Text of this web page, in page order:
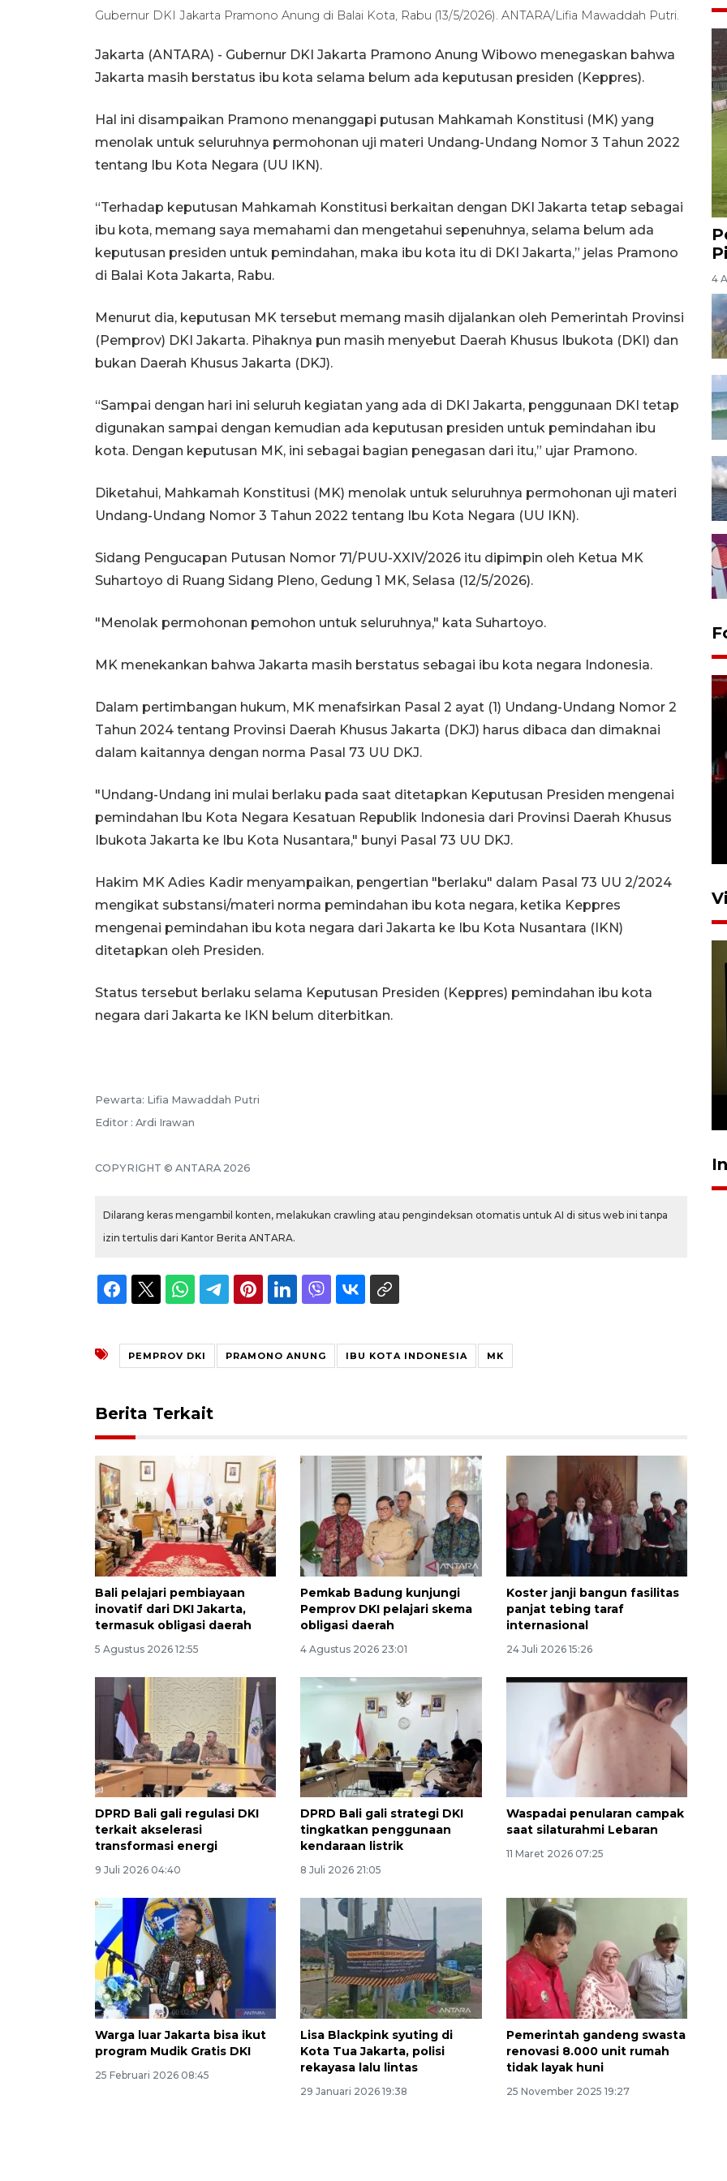
Gubernur DKI Jakarta Pramono Anung di Balai Kota, Rabu (13/5/2026). ANTARA/Lifia Mawaddah Putri.
Jakarta (ANTARA) - Gubernur DKI Jakarta Pramono Anung Wibowo menegaskan bahwa
Jakarta masih berstatus ibu kota selama belum ada keputusan presiden (Keppres).
Hal ini disampaikan Pramono menanggapi putusan Mahkamah Konstitusi (MK) yang
menolak untuk seluruhnya permohonan uji materi Undang-Undang Nomor 3 Tahun 2022
tentang Ibu Kota Negara (UU IKN).
“Terhadap keputusan Mahkamah Konstitusi berkaitan dengan DKI Jakarta tetap sebagai
ibu kota, memang saya memahami dan mengetahui sepenuhnya, selama belum ada
keputusan presiden untuk pemindahan, maka ibu kota itu di DKI Jakarta,” jelas Pramono
di Balai Kota Jakarta, Rabu.
Menurut dia, keputusan MK tersebut memang masih dijalankan oleh Pemerintah Provinsi
(Pemprov) DKI Jakarta. Pihaknya pun masih menyebut Daerah Khusus Ibukota (DKI) dan
bukan Daerah Khusus Jakarta (DKJ).
“Sampai dengan hari ini seluruh kegiatan yang ada di DKI Jakarta, penggunaan DKI tetap
digunakan sampai dengan kemudian ada keputusan presiden untuk pemindahan ibu
kota. Dengan keputusan MK, ini sebagai bagian penegasan dari itu,” ujar Pramono.
Diketahui, Mahkamah Konstitusi (MK) menolak untuk seluruhnya permohonan uji materi
Undang-Undang Nomor 3 Tahun 2022 tentang Ibu Kota Negara (UU IKN).
Sidang Pengucapan Putusan Nomor 71/PUU-XXIV/2026 itu dipimpin oleh Ketua MK
Suhartoyo di Ruang Sidang Pleno, Gedung 1 MK, Selasa (12/5/2026).
"Menolak permohonan pemohon untuk seluruhnya," kata Suhartoyo.
MK menekankan bahwa Jakarta masih berstatus sebagai ibu kota negara Indonesia.
Dalam pertimbangan hukum, MK menafsirkan Pasal 2 ayat (1) Undang-Undang Nomor 2
Tahun 2024 tentang Provinsi Daerah Khusus Jakarta (DKJ) harus dibaca dan dimaknai
dalam kaitannya dengan norma Pasal 73 UU DKJ.
"Undang-Undang ini mulai berlaku pada saat ditetapkan Keputusan Presiden mengenai
pemindahan lbu Kota Negara Kesatuan Republik Indonesia dari Provinsi Daerah Khusus
Ibukota Jakarta ke Ibu Kota Nusantara," bunyi Pasal 73 UU DKJ.
Hakim MK Adies Kadir menyampaikan, pengertian "berlaku" dalam Pasal 73 UU 2/2024
mengikat substansi/materi norma pemindahan ibu kota negara, ketika Keppres
mengenai pemindahan ibu kota negara dari Jakarta ke Ibu Kota Nusantara (IKN)
ditetapkan oleh Presiden.
Status tersebut berlaku selama Keputusan Presiden (Keppres) pemindahan ibu kota
negara dari Jakarta ke IKN belum diterbitkan.
Pewarta: Lifia Mawaddah Putri
Editor : Ardi Irawan
COPYRIGHT © ANTARA 2026
Dilarang keras mengambil konten, melakukan crawling atau pengindeksan otomatis untuk AI di situs web ini tanpa
izin tertulis dari Kantor Berita ANTARA.
PEMPROV DKI PRAMONO ANUNG IBU KOTA INDONESIA MK
Berita Terkait
Bali pelajari pembiayaan
inovatif dari DKI Jakarta,
termasuk obligasi daerah
5 Agustus 2026 12:55
Pemkab Badung kunjungi
Pemprov DKI pelajari skema
obligasi daerah
4 Agustus 2026 23:01
Koster janji bangun fasilitas
panjat tebing taraf
internasional
24 Juli 2026 15:26
DPRD Bali gali regulasi DKI
terkait akselerasi
transformasi energi
9 Juli 2026 04:40
DPRD Bali gali strategi DKI
tingkatkan penggunaan
kendaraan listrik
8 Juli 2026 21:05
Waspadai penularan campak
saat silaturahmi Lebaran
11 Maret 2026 07:25
Warga luar Jakarta bisa ikut
program Mudik Gratis DKI
25 Februari 2026 08:45
Lisa Blackpink syuting di
Kota Tua Jakarta, polisi
rekayasa lalu lintas
29 Januari 2026 19:38
Pemerintah gandeng swasta
renovasi 8.000 unit rumah
tidak layak huni
25 November 2025 19:27
4
Satu akses wisata Bromo
ditutup sementara akibat
kebakaran hutan
4 Agustus 2026 19:29
Indonesia
2026-08-05 15:00:00